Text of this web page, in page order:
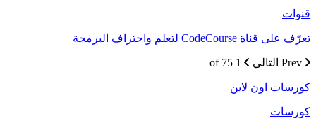
قنوات
تعرّف على قناة CodeCourse لتعلم واحتراف البرمجة
التالي 1 of 75
كورسات اون لاين
كورسات